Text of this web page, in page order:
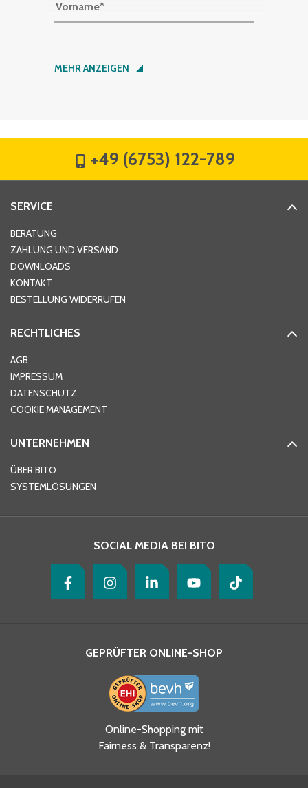
Vorname*
Nachname*
Hausnummer
Ort*
Telefon
Ja, ich habe die
Datenschutzhinweise gelesen
und akzeptiere diese.
MEHR ANZEIGEN
+49 (6753) 122-789
SERVICE
BERATUNG
ZAHLUNG UND VERSAND
DOWNLOADS
KONTAKT
BESTELLUNG WIDERRUFEN
RECHTLICHES
AGB
IMPRESSUM
DATENSCHUTZ
COOKIE MANAGEMENT
UNTERNEHMEN
ÜBER BITO
SYSTEMLÖSUNGEN
SOCIAL MEDIA BEI BITO
GEPRÜFTER ONLINE-SHOP
Online-Shopping mit
Fairness & Transparenz!